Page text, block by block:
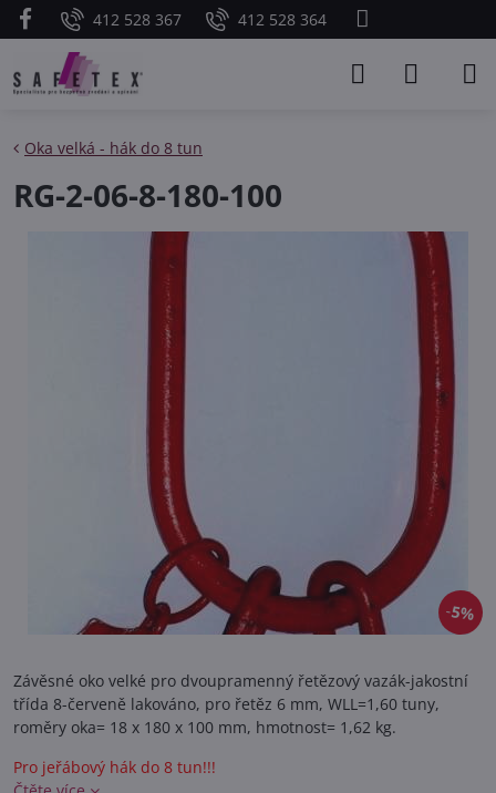
412 528 367 412 528 364
5%
Oka velká - hák do 8 tun
RG-2-06-8-180-100
Závěsné oko velké pro dvoupramenný řetězový vazák-jakostní
třída 8-červeně lakováno, pro řetěz 6 mm, WLL=1,60 tuny,
roměry oka= 18 x 180 x 100 mm, hmotnost= 1,62 kg.
Pro jeřábový hák do 8 tun!!!